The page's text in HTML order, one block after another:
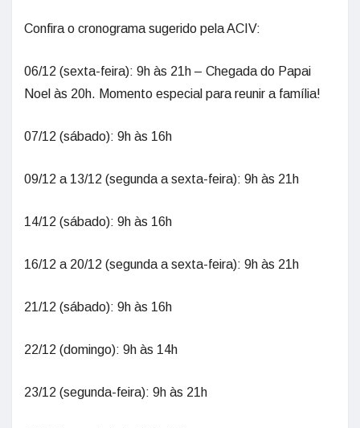
Confira o cronograma sugerido pela ACIV:
06/12 (sexta-feira): 9h às 21h – Chegada do Papai
Noel às 20h. Momento especial para reunir a família!
07/12 (sábado): 9h às 16h
09/12 a 13/12 (segunda a sexta-feira): 9h às 21h
14/12 (sábado): 9h às 16h
16/12 a 20/12 (segunda a sexta-feira): 9h às 21h
21/12 (sábado): 9h às 16h
22/12 (domingo): 9h às 14h
23/12 (segunda-feira): 9h às 21h